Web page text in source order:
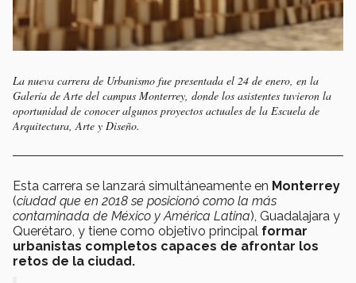
La nueva carrera de Urbanismo fue presentada el 24 de enero, en la
Galería de Arte del campus Monterrey, donde los asistentes tuvieron la
oportunidad de conocer algunos proyectos actuales de la Escuela de
Arquitectura, Arte y Diseño.
Esta carrera se lanzará simultáneamente en Monterrey
(ciudad que en 2018 se posicionó como la más
contaminada de México y América Latina), Guadalajara y
Querétaro, y tiene como objetivo principal formar
urbanistas completos capaces de afrontar los
retos de la ciudad.